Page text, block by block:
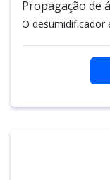
Propagação de
O desumidificador